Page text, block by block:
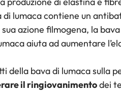
di lumaca contiene un
azione filmogena, la
aiuta ad aumentare
della bava di lumaca sulla
il ringiovanimentodei